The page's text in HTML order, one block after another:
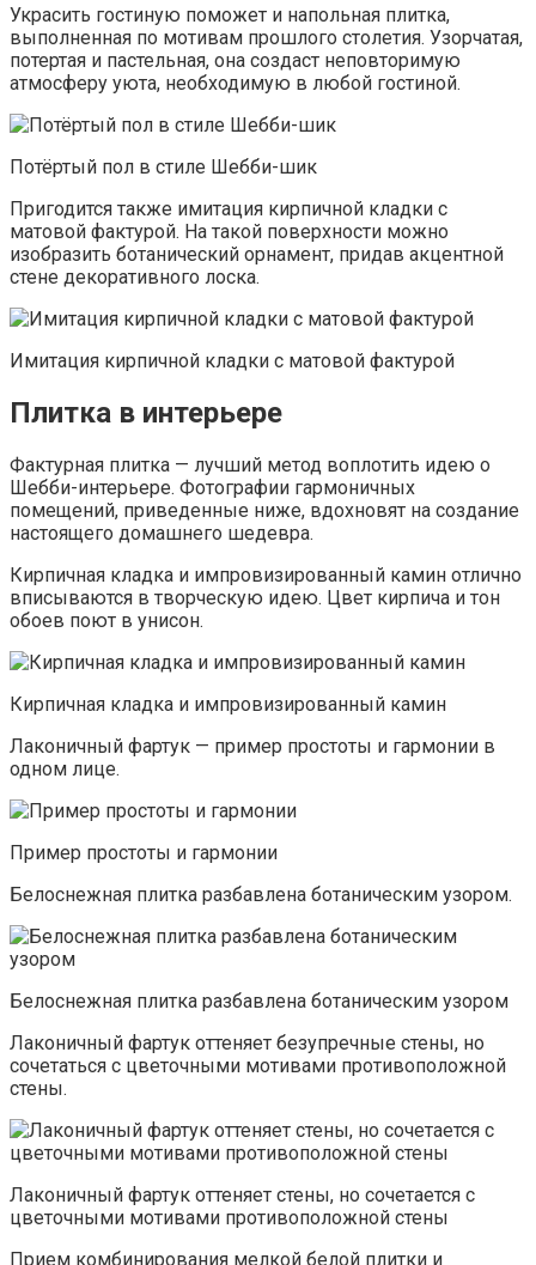
Украсить гостиную поможет и напольная плитка,
выполненная по мотивам прошлого столетия. Узорчатая,
потертая и пастельная, она создаст неповторимую
атмосферу уюта, необходимую в любой гостиной.
Потёртый пол в стиле Шебби-шик
Пригодится также имитация кирпичной кладки с
матовой фактурой. На такой поверхности можно
изобразить ботанический орнамент, придав акцентной
стене декоративного лоска.
Имитация кирпичной кладки с матовой фактурой
Плитка в интерьере
Фактурная плитка — лучший метод воплотить идею о
Шебби-интерьере. Фотографии гармоничных
помещений, приведенные ниже, вдохновят на создание
настоящего домашнего шедевра.
Кирпичная кладка и импровизированный камин отлично
вписываются в творческую идею. Цвет кирпича и тон
обоев поют в унисон.
Кирпичная кладка и импровизированный камин
Лаконичный фартук — пример простоты и гармонии в
одном лице.
Пример простоты и гармонии
Белоснежная плитка разбавлена ботаническим узором.
Белоснежная плитка разбавлена ботаническим узором
Лаконичный фартук оттеняет безупречные стены, но
сочетаться с цветочными мотивами противоположной
стены.
Лаконичный фартук оттеняет стены, но сочетается с
цветочными мотивами противоположной стены
Прием комбинирования мелкой белой плитки и